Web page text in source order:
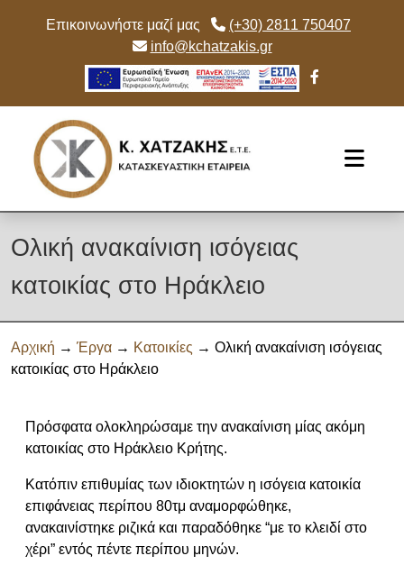
Επικοινωνήστε μαζί μας
(+30) 2811 750407
info@kchatzakis.gr
Ολική ανακαίνιση ισόγειας
κατοικίας στο Ηράκλειο
Αρχική → Έργα → Κατοικίες → Ολική ανακαίνιση ισόγειας
κατοικίας στο Ηράκλειο
Πρόσφατα ολοκληρώσαμε την ανακαίνιση μίας ακόμη
κατοικίας στο Ηράκλειο Κρήτης.
Κατόπιν επιθυμίας των ιδιοκτητών η ισόγεια κατοικία
επιφάνειας περίπου 80τμ αναμορφώθηκε,
ανακαινίστηκε ριζικά και παραδόθηκε “με το κλειδί στο
χέρι” εντός πέντε περίπου μηνών.